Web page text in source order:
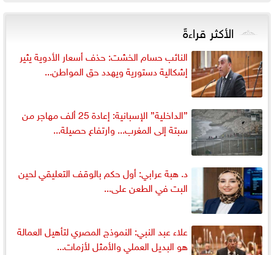
الأكثر قراءةً
النائب حسام الخشت: حذف أسعار الأدوية يثير
إشكالية دستورية ويهدد حق المواطن...
”الداخلية” الإسبانية: إعادة 25 ألف مهاجر من
سبتة إلى المغرب... وارتفاع حصيلة...
د. هبة عرابي: أول حكم بالوقف التعليقي لحين
البت في الطعن على...
علاء عبد النبي: النموذج المصري لتأهيل العمالة
هو البديل العملي والأمثل لأزمات...